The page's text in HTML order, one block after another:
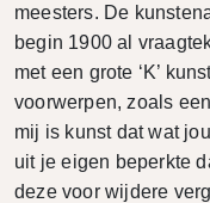
meesters. De
begin 1900 al
met een grote ‘K’
voorwerpen, zoals
mij is kunst dat wat
uit je eigen beperkte
deze voor wijdere